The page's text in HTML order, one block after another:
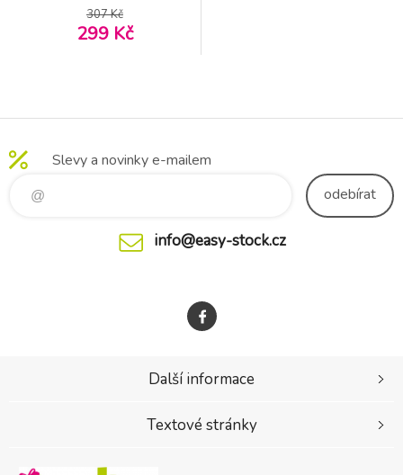
307 Kč
299 Kč
Slevy a novinky e-mailem
odebírat
info@easy-stock.cz
Další informace
Textové stránky